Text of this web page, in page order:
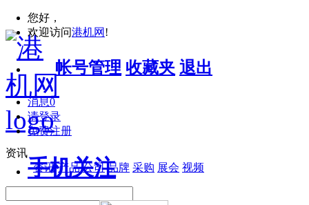
您好，
欢迎访问港机网 !
帐号管理 收藏夹 退出
消息0
请登录
免费注册
手机关注
资讯
资讯 产品 公司 品牌 采购 展会 视频